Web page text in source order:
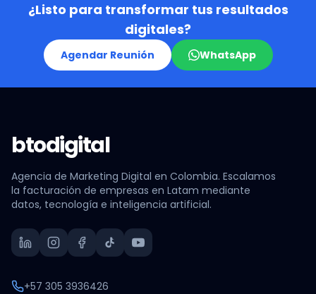
¿Listo para transformar tus resultados
digitales?
Agendar Reunión WhatsApp
btodigital
Agencia de Marketing Digital en Colombia. Escalamos
la facturación de empresas en Latam mediante
datos, tecnología e inteligencia artificial.
+57 305 3936426